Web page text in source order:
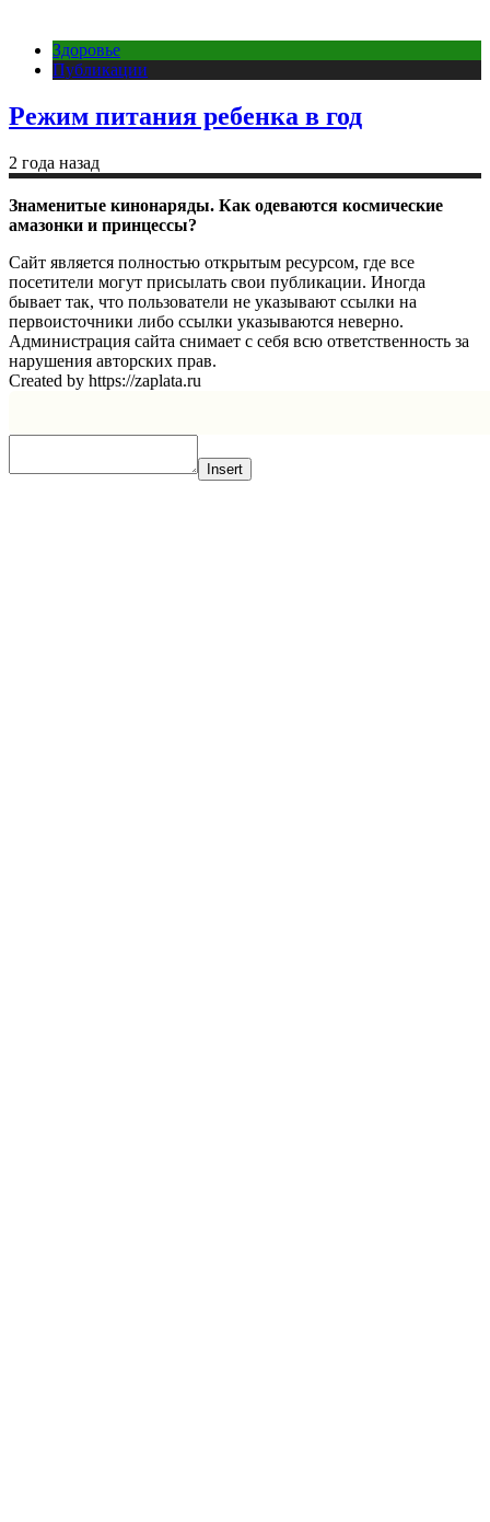
Здоровье
Публикации
Режим питания ребенка в год
2 года назад
Знаменитые кинонаряды. Как одеваются космические
амазонки и принцессы?
Сайт является полностью открытым ресурсом, где все
посетители могут присылать свои публикации. Иногда
бывает так, что пользователи не указывают ссылки на
первоисточники либо ссылки указываются неверно.
Администрация сайта снимает с себя всю ответственность за
нарушения авторских прав.
Created by https://zaplata.ru
Insert